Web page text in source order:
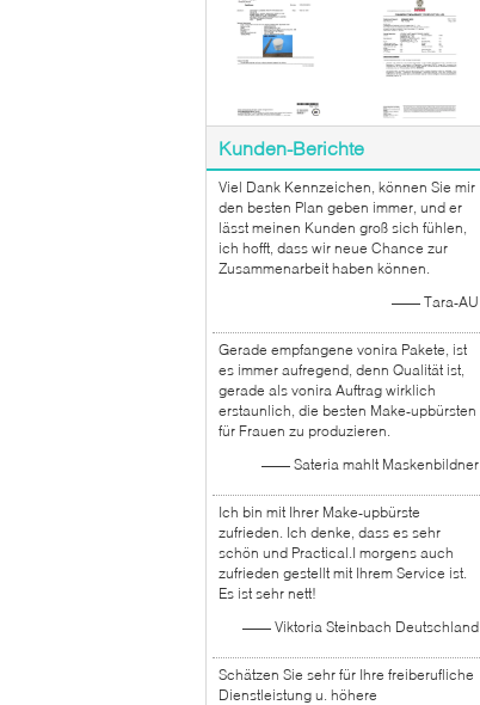
Kunden-Berichte
Viel Dank Kennzeichen, können Sie mir
den besten Plan geben immer, und er
lässt meinen Kunden groß sich fühlen,
ich hofft, dass wir neue Chance zur
Zusammenarbeit haben können.
—— Tara-AU
Gerade empfangene vonira Pakete, ist
es immer aufregend, denn Qualität ist,
gerade als vonira Auftrag wirklich
erstaunlich, die besten Make-upbürsten
für Frauen zu produzieren.
—— Sateria mahlt Maskenbildner
Ich bin mit Ihrer Make-upbürste
zufrieden. Ich denke, dass es sehr
schön und Practical.I morgens auch
zufrieden gestellt mit Ihrem Service ist.
Es ist sehr nett!
—— Viktoria Steinbach Deutschland
Schätzen Sie sehr für Ihre freiberufliche
Dienstleistung u. höhere